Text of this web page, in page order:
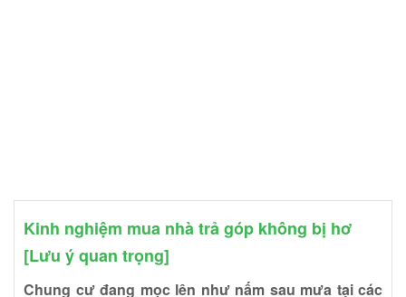
Kinh nghiệm mua nhà trả góp không bị hơ
[Lưu ý quan trọng]
Chung cư đang mọc lên như nấm sau mưa tại các